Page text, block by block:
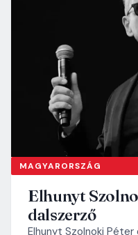
MAGYARORSZÁG
Elhunyt
dalszerző
Elhunyt Szolnoki Péter